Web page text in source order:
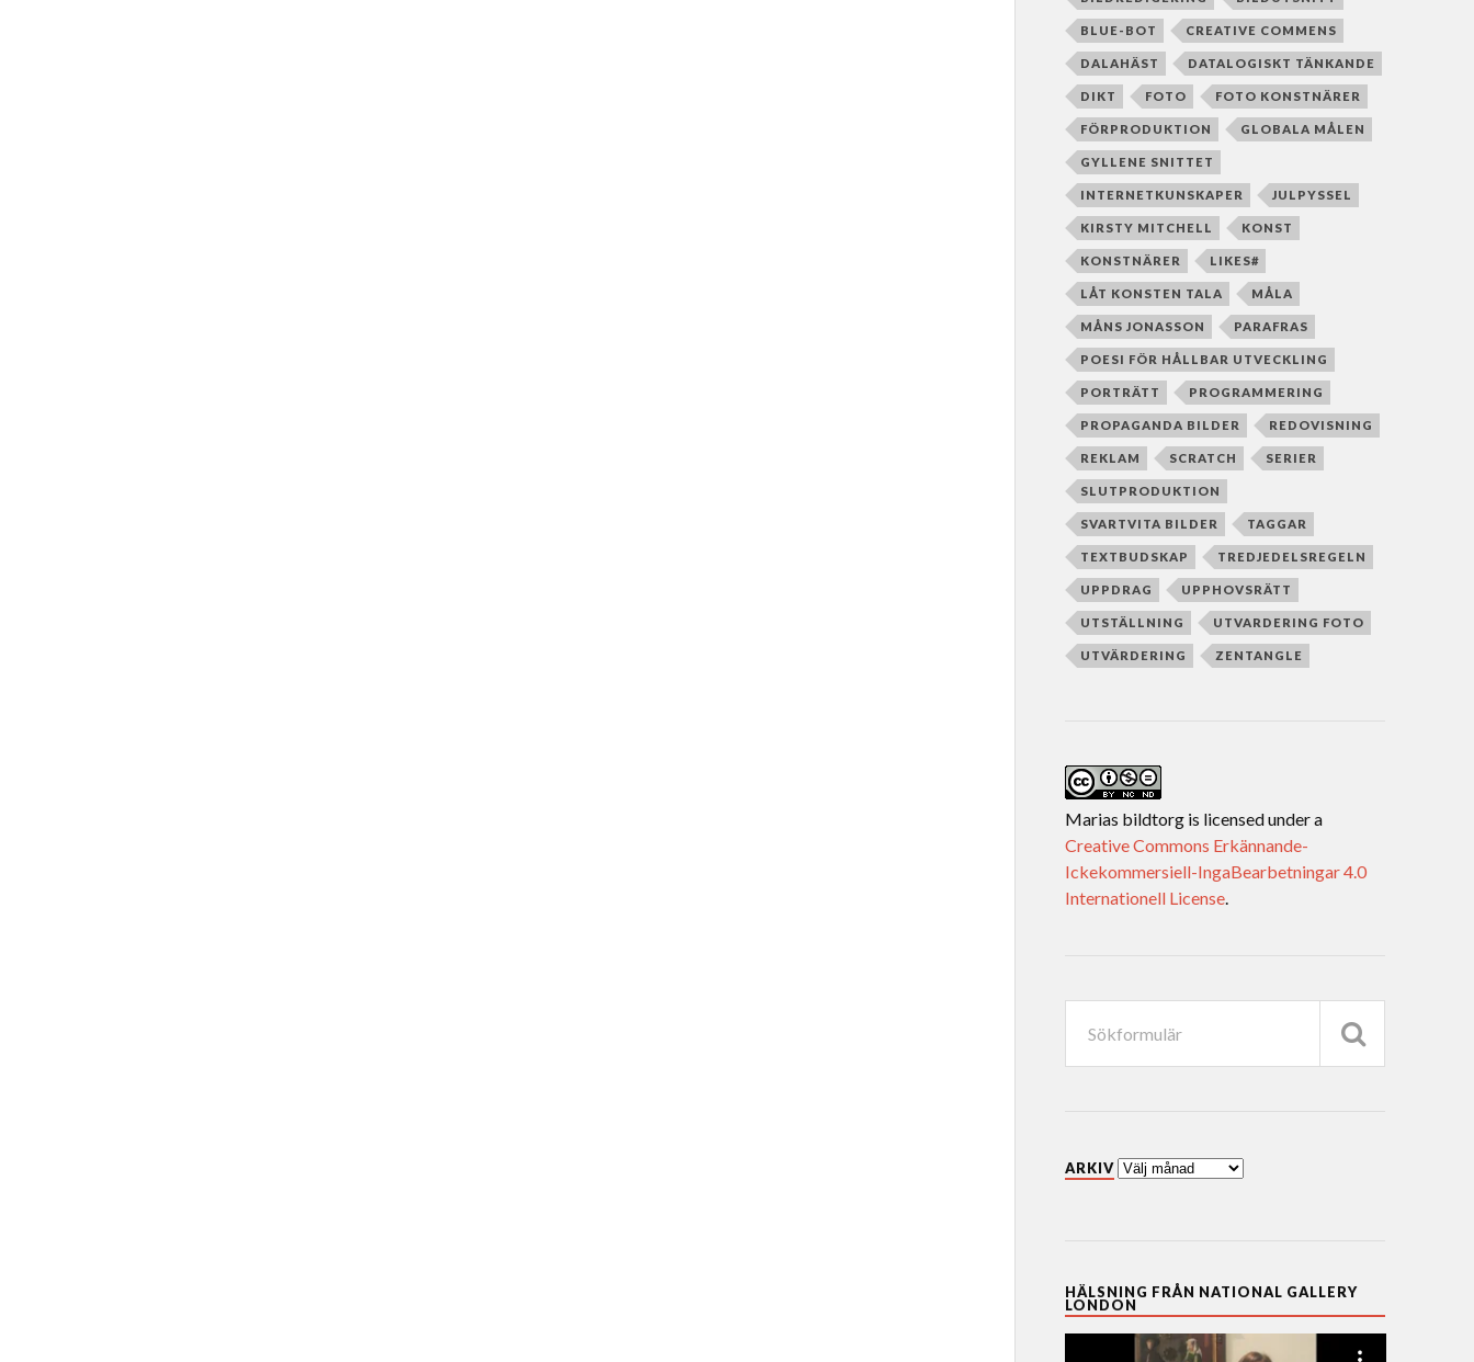
BLUE-BOT CREATIVE COMMENS
DALAHÄST DATALOGISKT TÄNKANDE
DIKT FOTO FOTO KONSTNÄRER
FÖRPRODUKTION GLOBALA MÅLEN
GYLLENE SNITTET
INTERNETKUNSKAPER JULPYSSEL
KIRSTY MITCHELL KONST
KONSTNÄRER LIKES#
LÅT KONSTEN TALA MÅLA
MÅNS JONASSON PARAFRAS
POESI FÖR HÅLLBAR UTVECKLING
PORTRÄTT PROGRAMMERING
PROPAGANDA BILDER REDOVISNING
REKLAM SCRATCH SERIER
SLUTPRODUKTION
SVARTVITA BILDER TAGGAR
TEXTBUDSKAP TREDJEDELSREGELN
UPPDRAG UPPHOVSRÄTT
UTSTÄLLNING UTVARDERING FOTO
UTVÄRDERING ZENTANGLE
Marias bildtorgis licensed under a
Creative Commons Erkännande-
Ickekommersiell-IngaBearbetningar 4.0
Internationell License.
ARKIV
HÄLSNING FRÅN NATIONAL GALLERY
LONDON
Videospelare